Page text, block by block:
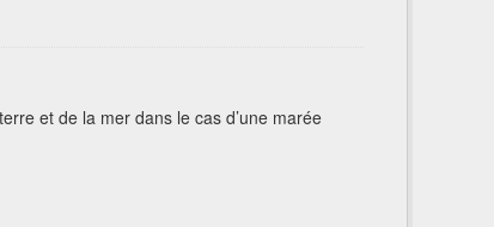
et de la mer dans le cas d’une marée